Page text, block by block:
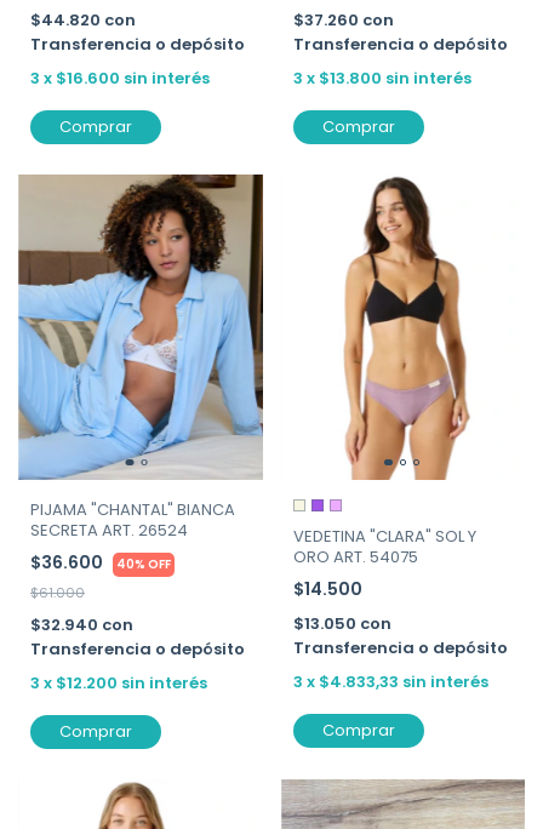
$44.820 con
Transferencia o depósito
3 x $16.600 sin interés
Comprar
$37.260 con
Transferencia o depósito
3 x $13.800 sin interés
Comprar
PIJAMA "CHANTAL" BIANCA
SECRETA ART. 26524
$36.600 40% OFF
$61.000
$32.940 con
Transferencia o depósito
3 x $12.200 sin interés
Comprar
VEDETINA "CLARA" SOL Y
ORO ART. 54075
$14.500
$13.050 con
Transferencia o depósito
3 x $4.833,33 sin interés
Comprar